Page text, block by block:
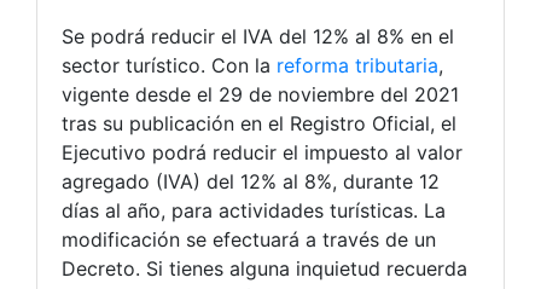
Se podrá reducir el IVA del 12% al 8% en el
sector turístico. Con la reforma tributaria,
vigente desde el 29 de noviembre del 2021
tras su publicación en el Registro Oficial, el
Ejecutivo podrá reducir el impuesto al valor
agregado (IVA) del 12% al 8%, durante 12
días al año, para actividades turísticas. La
modificación se efectuará a través de un
Decreto. Si tienes alguna inquietud recuerda